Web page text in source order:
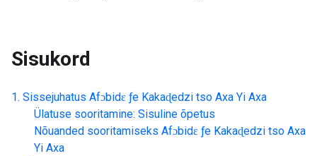
Sisukord
Sissejuhatus Afɔbidɛ ƒe Kakaɖedzi tso Axa Yi Axa
Ülatuse sooritamine: Sisuline õpetus
Nõuanded sooritamiseks Afɔbidɛ ƒe Kakaɖedzi tso Axa
Yi Axa